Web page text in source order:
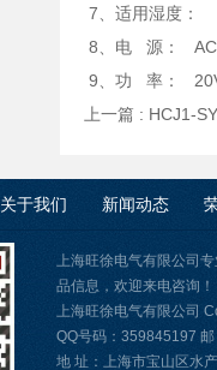
7、适用湿度：
8、电 源： AC
9、功 率：
上一篇 : HCJ1-
关于我们 新闻动态
上海旺徐电气有限公司
品信息，欢迎来电咨询！
上海旺徐电气有限公司
QQ号码：359845197
地 址：上海市宝山区水